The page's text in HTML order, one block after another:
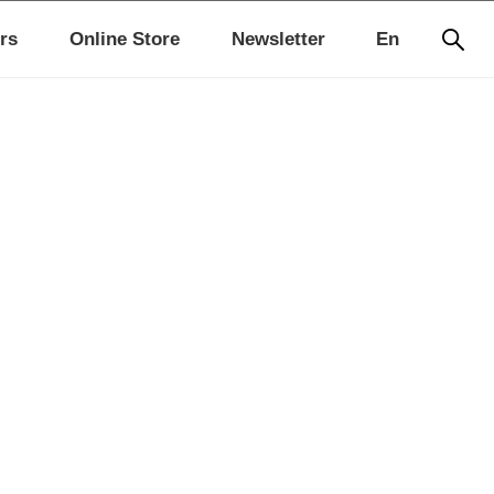
En
Online Store Newsletter